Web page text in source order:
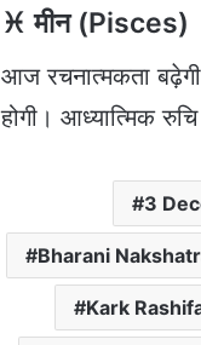
♓ मीन (Pisces)
आज रचनात्मकता
होगी। आध्यात्मिक
3
Bharani
Kark